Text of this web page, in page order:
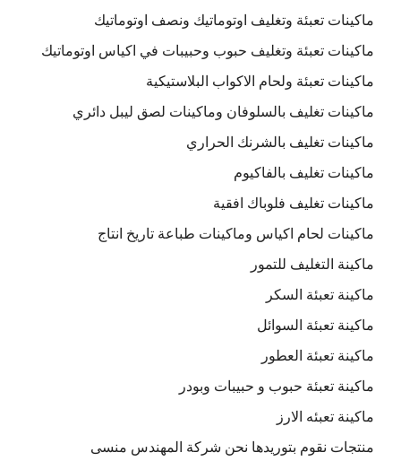
ماكينات تعبئة وتغليف اوتوماتيك ونصف اوتوماتيك
ماكينات تعبئة وتغليف حبوب وحبيبات في اكياس اوتوماتيك
ماكينات تعبئة ولحام الاكواب البلاستيكية
ماكينات تغليف بالسلوفان وماكينات لصق ليبل دائري
ماكينات تغليف بالشرنك الحراري
ماكينات تغليف بالفاكيوم
ماكينات تغليف فلوباك افقية
ماكينات لحام اكياس وماكينات طباعة تاريخ انتاج
ماكينة التغليف للتمور
ماكينة تعبئة السكر
ماكينة تعبئة السوائل
ماكينة تعبئة العطور
ماكينة تعبئة حبوب و حبيبات وبودر
ماكينة تعبئه الارز
منتجات نقوم بتوريدها نحن شركة المهندس منسى